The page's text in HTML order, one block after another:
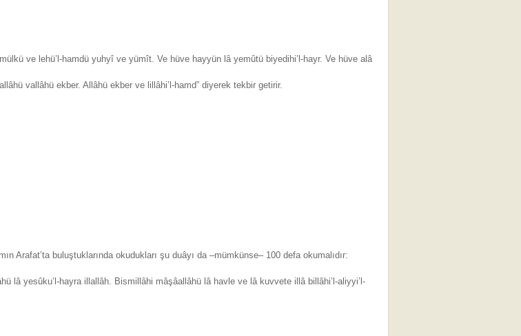
ve lehü’l-hamdü yuhyî ve yümît. Ve hüve hayyün lâ yemûtü biyedihi’l-hayr. Ve hüve alâ
vallâhü ekber. Allâhü ekber ve lillâhi’l-hamd” diyerek tekbir getirir.
Arafat’ta buluştuklarında okudukları şu duâyı da –mümkünse– 100 defa okumalıdır:
lâ yesûku’l-hayra illallâh. Bismillâhi mâşâallâhü lâ havle ve lâ kuvvete illâ billâhi’l-aliyyi’l-